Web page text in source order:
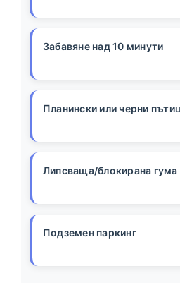
Забавяне над 10 минути
Планински или черни
Липсваща/блокирана гума
Подземен паркинг